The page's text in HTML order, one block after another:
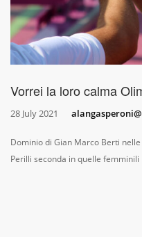
Vorrei la loro calma
28 July 2021
Dominio di Gian Marco Berti
Perilli seconda in quelle